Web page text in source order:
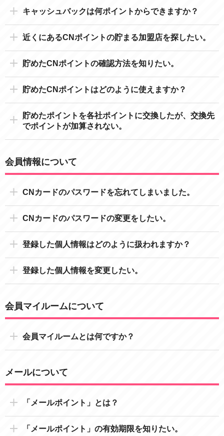
キャッシュバックは何ポイントからできますか？
近くにあるCNポイントの貯まる加盟店を探したい。
貯めたCNポイントの確認方法を知りたい。
貯めたCNポイントはどのように使えますか？
貯めたポイントを各社ポイントに交換したが、交換先
でポイントが加算されない。
会員情報について
CNカードのパスワードを忘れてしまいました。
CNカードのパスワードの変更をしたい。
登録した個人情報はどのように扱われますか？
登録した個人情報を変更したい。
会員マイルームについて
会員マイルームとは何ですか？
メールについて
「メールポイント」とは？
「メールポイント」の有効期限を知りたい。